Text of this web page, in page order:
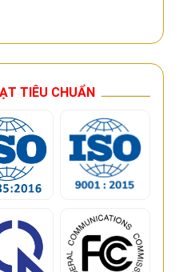
TIÊU CHUẨN